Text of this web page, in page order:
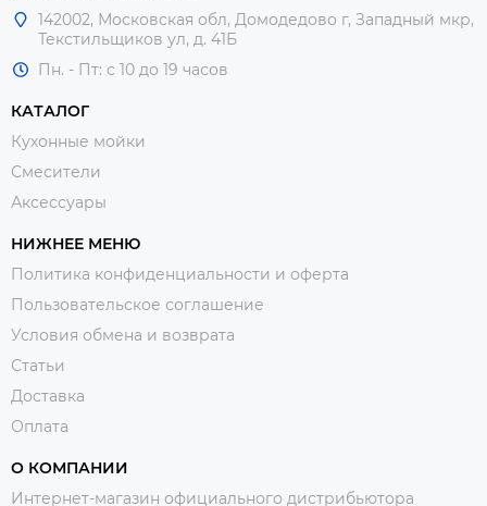
142002, Московская обл, Домодедово г, Западный мкр,
Текстильщиков ул, д. 41Б
Пн. - Пт: с 10 до 19 часов
КАТАЛОГ
Кухонные мойки
Смесители
Аксессуары
НИЖНЕЕ МЕНЮ
Политика конфиденциальности и оферта
Пользовательское соглашение
Условия обмена и возврата
Статьи
Доставка
Оплата
О КОМПАНИИ
Интернет-магазин официального дистрибьютора